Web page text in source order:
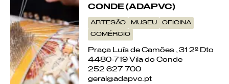
CONDE (ADAPVC)
ARTESÃO MUSEU
OFICINA
COMÉRCIO
Praça Luís de Camões , 31 2º Dto
4480-719 Vila do Conde
252 627 700
geral@adapvc.pt